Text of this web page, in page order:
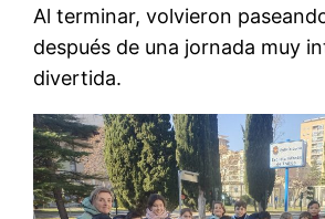
Al terminar, volvieron
después de una jornada muy
divertida.